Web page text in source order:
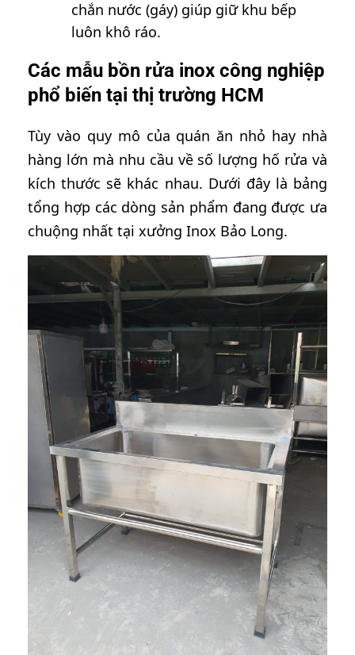
chắn nước (gáy) giúp giữ khu bếp
luôn khô ráo.
Các mẫu bồn rửa inox công nghiệp
phổ biến tại thị trường HCM
Tùy vào quy mô của quán ăn nhỏ hay nhà
hàng lớn mà nhu cầu về số lượng hố rửa và
kích thước sẽ khác nhau. Dưới đây là bảng
tổng hợp các dòng sản phẩm đang được ưa
chuộng nhất tại xưởng Inox Bảo Long.